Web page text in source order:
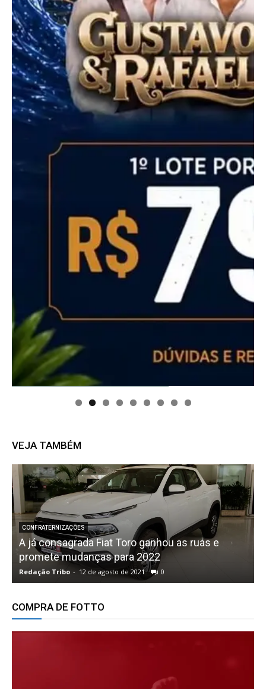
VEJA TAMBÉM
CONFRATERNIZAÇÕES
A já consagrada Fiat Toro ganhou as ruas e
promete mudanças para 2022
Redação Tribo - 12 de agosto de 2021 0
COMPRA DE FOTTO